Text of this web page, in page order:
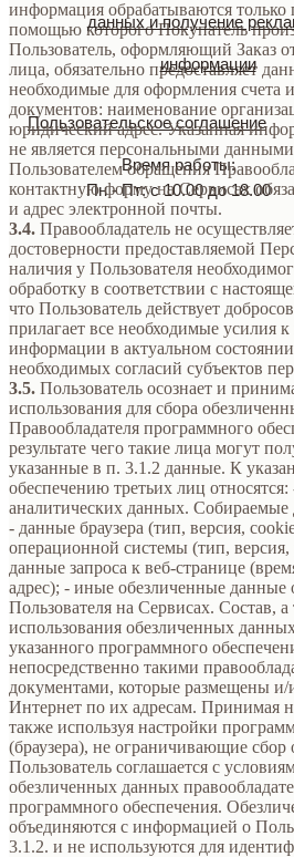
данных и получение
информации
Пользовательское соглашение
Время работы:
Пн - Пт: с 10.00 до 18.00
информация обрабатываются
помощью которого Покупатель
Пользователь, оформляющий Заказ
лица, обязательно предоставляет
необходимые для оформления счета
документов: наименование
юридический адрес. Указанная
не является персональными
Пользователем обращения
контактную форму на Сервисах
и адрес электронной почты.
3.4. Правообладатель не
достоверности предоставляемой
наличия у Пользователя
обработку в соответствии с
что Пользователь действует
прилагает все необходимые усилия
информации в актуальном
необходимых согласий субъектов
3.5. Пользователь осознает и
использования для сбора
Правообладателя программного
результате чего такие лица могут
указанные в п. 3.1.2 данные. К
обеспечению третьих лиц
аналитических данных. Собираемые
- данные браузера (тип, версия,
операционной системы (тип, версия,
данные запроса к веб-странице
адрес); - иные обезличенные данные
Пользователя на Сервисах. Состав,
использования обезличенных
указанного программного
непосредственно такими
документами, которые размещены и/
Интернет по их адресам. Принимая
также используя настройки
(браузера), не ограничивающие
Пользователь соглашается с
обезличенных данных
программного обеспечения.
объединяются с информацией о
3.1.2. и не используются для